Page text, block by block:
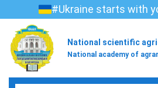
#Ukraine starts with
National scientific
National academy of